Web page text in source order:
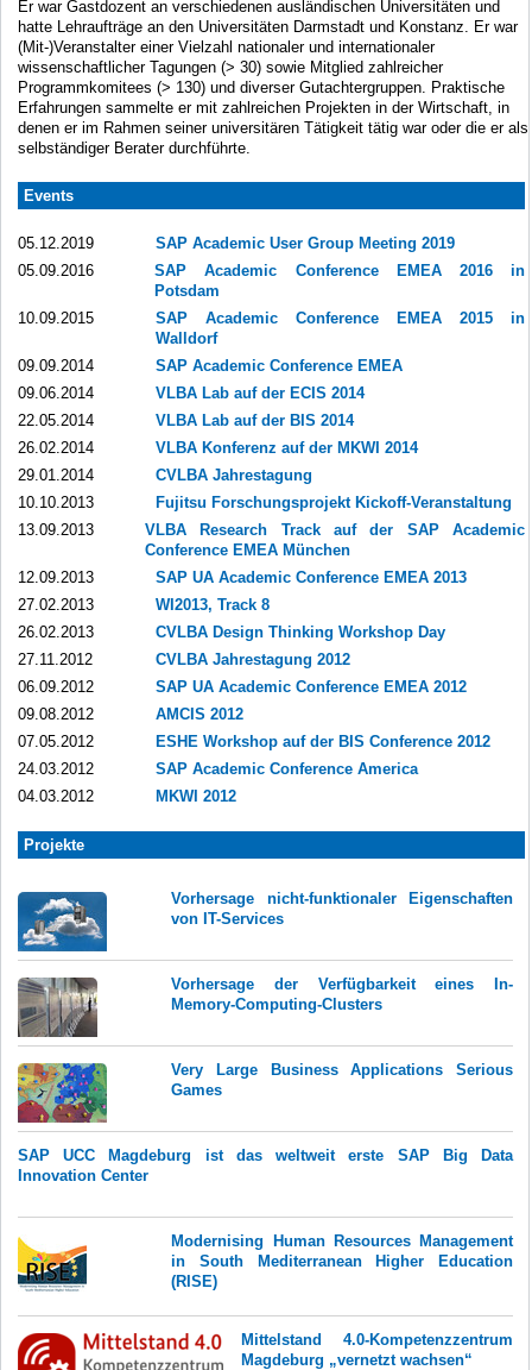
Er war Gastdozent an verschiedenen ausländischen Universitäten und
hatte Lehraufträge an den Universitäten Darmstadt und Konstanz. Er war
(Mit-)Veranstalter einer Vielzahl nationaler und internationaler
wissenschaftlicher Tagungen (> 30) sowie Mitglied zahlreicher
Programmkomitees (> 130) und diverser Gutachtergruppen. Praktische
Erfahrungen sammelte er mit zahlreichen Projekten in der Wirtschaft, in
denen er im Rahmen seiner universitären Tätigkeit tätig war oder die er als
selbständiger Berater durchführte.
Events
05.12.2019
SAP Academic User Group Meeting 2019
05.09.2016
SAP Academic Conference EMEA 2016 in
Potsdam
10.09.2015
SAP Academic Conference EMEA 2015 in
Walldorf
09.09.2014
SAP Academic Conference EMEA
09.06.2014
VLBA Lab auf der ECIS 2014
22.05.2014
VLBA Lab auf der BIS 2014
26.02.2014
VLBA Konferenz auf der MKWI 2014
29.01.2014
CVLBA Jahrestagung
10.10.2013
Fujitsu Forschungsprojekt Kickoff-Veranstaltung
13.09.2013
VLBA Research Track auf der SAP Academic
Conference EMEA München
12.09.2013
SAP UA Academic Conference EMEA 2013
27.02.2013
WI2013, Track 8
26.02.2013
CVLBA Design Thinking Workshop Day
27.11.2012
CVLBA Jahrestagung 2012
06.09.2012
SAP UA Academic Conference EMEA 2012
09.08.2012
AMCIS 2012
07.05.2012
ESHE Workshop auf der BIS Conference 2012
24.03.2012
SAP Academic Conference America
04.03.2012
MKWI 2012
Projekte
Vorhersage nicht-funktionaler Eigenschaften
von IT-Services
Vorhersage der Verfügbarkeit eines In-
Memory-Computing-Clusters
Very Large Business Applications Serious
Games
SAP UCC Magdeburg ist das weltweit erste SAP Big Data
Innovation Center
Modernising Human Resources Management
in South Mediterranean Higher Education
(RISE)
Mittelstand 4.0-Kompetenzzentrum
Magdeburg „vernetzt wachsen“